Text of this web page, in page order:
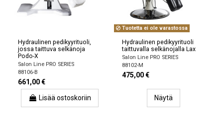
Hydraulinen pedikyyrituoli,
jossa taittuva selkänoja
Podo-X
Salon Line PRO SERIES
88106-B
661,00 €
Lisää ostoskoriin
Tuotetta ei ole varastossa
Hydraulinen pedikyyrituoli
taittuvalla selkänojalla Lax
Salon Line PRO SERIES
88102-M
475,00 €
Näytä